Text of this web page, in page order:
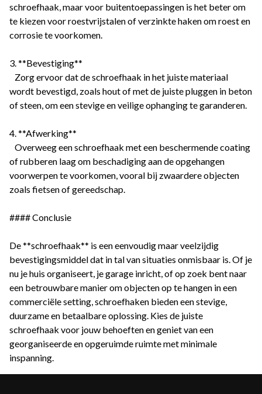
schroefhaak, maar voor buitentoepassingen is het beter om
te kiezen voor roestvrijstalen of verzinkte haken om roest en
corrosie te voorkomen.
3. **Bevestiging**
Zorg ervoor dat de schroefhaak in het juiste materiaal
wordt bevestigd, zoals hout of met de juiste pluggen in beton
of steen, om een stevige en veilige ophanging te garanderen.
4. **Afwerking**
Overweeg een schroefhaak met een beschermende coating
of rubberen laag om beschadiging aan de opgehangen
voorwerpen te voorkomen, vooral bij zwaardere objecten
zoals fietsen of gereedschap.
#### Conclusie
De **schroefhaak** is een eenvoudig maar veelzijdig
bevestigingsmiddel dat in tal van situaties onmisbaar is. Of je
nu je huis organiseert, je garage inricht, of op zoek bent naar
een betrouwbare manier om objecten op te hangen in een
commerciële setting, schroefhaken bieden een stevige,
duurzame en betaalbare oplossing. Kies de juiste
schroefhaak voor jouw behoeften en geniet van een
georganiseerde en opgeruimde ruimte met minimale
inspanning.